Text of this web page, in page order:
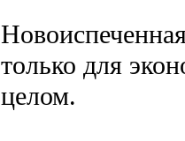
только для
целом.